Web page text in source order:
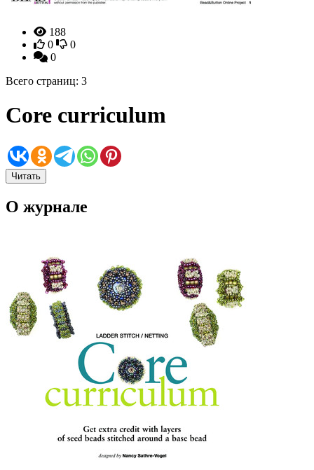
188
0
0
0
Всего страниц: 3
Core curriculum
Читать
О журнале